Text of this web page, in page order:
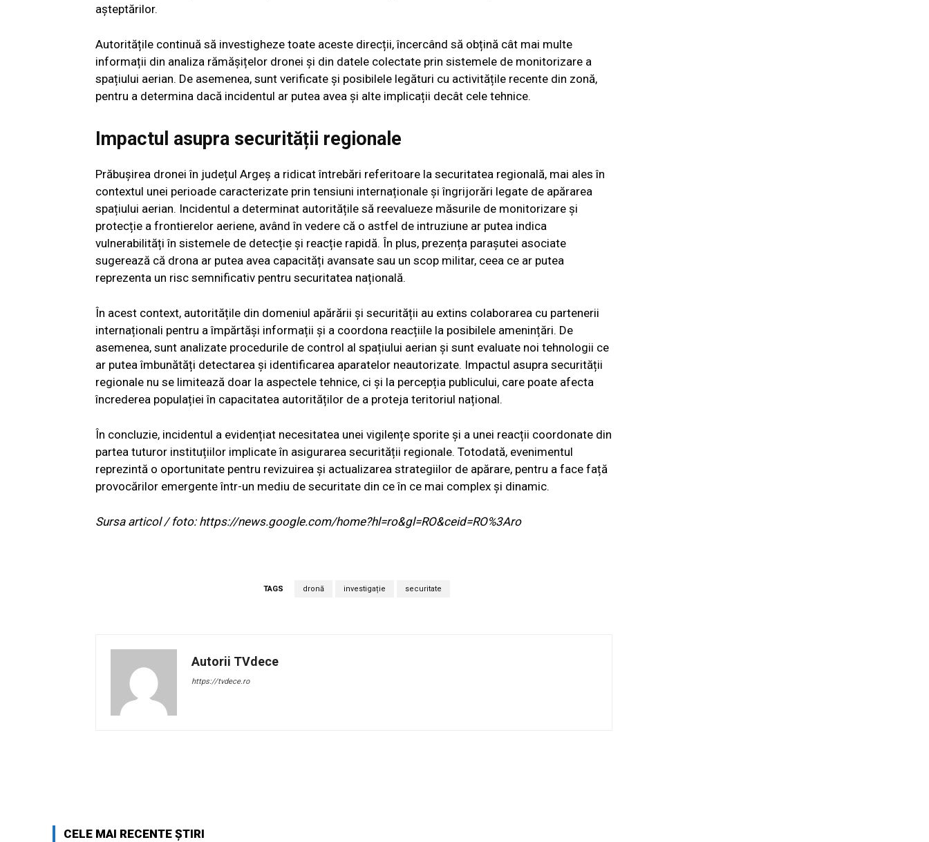
așteptărilor.
Autoritățile continuă să investigheze toate aceste direcții, încercând să obțină cât mai multe
informații din analiza rămășițelor dronei și din datele colectate prin sistemele de monitorizare a
spațiului aerian. De asemenea, sunt verificate și posibilele legături cu activitățile recente din zonă,
pentru a determina dacă incidentul ar putea avea și alte implicații decât cele tehnice.
Impactul asupra securității regionale
Prăbușirea dronei în județul Argeș a ridicat întrebări referitoare la securitatea regională, mai ales în
contextul unei perioade caracterizate prin tensiuni internaționale și îngrijorări legate de apărarea
spațiului aerian. Incidentul a determinat autoritățile să reevalueze măsurile de monitorizare și
protecție a frontierelor aeriene, având în vedere că o astfel de intruziune ar putea indica
vulnerabilități în sistemele de detecție și reacție rapidă. În plus, prezența parașutei asociate
sugerează că drona ar putea avea capacități avansate sau un scop militar, ceea ce ar putea
reprezenta un risc semnificativ pentru securitatea națională.
În acest context, autoritățile din domeniul apărării și securității au extins colaborarea cu partenerii
internaționali pentru a împărtăși informații și a coordona reacțiile la posibilele amenințări. De
asemenea, sunt analizate procedurile de control al spațiului aerian și sunt evaluate noi tehnologii ce
ar putea îmbunătăți detectarea și identificarea aparatelor neautorizate. Impactul asupra securității
regionale nu se limitează doar la aspectele tehnice, ci și la percepția publicului, care poate afecta
încrederea populației în capacitatea autorităților de a proteja teritoriul național.
În concluzie, incidentul a evidențiat necesitatea unei vigilențe sporite și a unei reacții coordonate din
partea tuturor instituțiilor implicate în asigurarea securității regionale. Totodată, evenimentul
reprezintă o oportunitate pentru revizuirea și actualizarea strategiilor de apărare, pentru a face față
provocărilor emergente într-un mediu de securitate din ce în ce mai complex și dinamic.
Sursa articol / foto: https://news.google.com/home?hl=ro&gl=RO&ceid=RO%3Aro
TAGS dronă investigație securitate
Autorii TVdece
https://tvdece.ro
CELE MAI RECENTE ȘTIRI